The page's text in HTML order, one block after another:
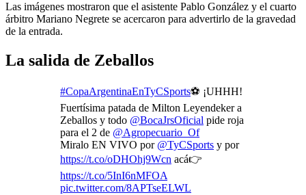
Las imágenes mostraron que el asistente Pablo González y el cuarto
árbitro Mariano Negrete se acercaron para advertirlo de la gravedad
de la entrada.
La salida de Zeballos
#CopaArgentinaEnTyCSports⚽ ¡UHHH!
Fuertísima patada de Milton Leyendeker a
Zeballos y todo @BocaJrsOficial pide roja
para el 2 de @Agropecuario_Of
Miralo EN VIVO por @TyCSports y por
https://t.co/oDHOhj9Wcn acá👉
https://t.co/5InI6nMFOA
pic.twitter.com/8APTseELWL